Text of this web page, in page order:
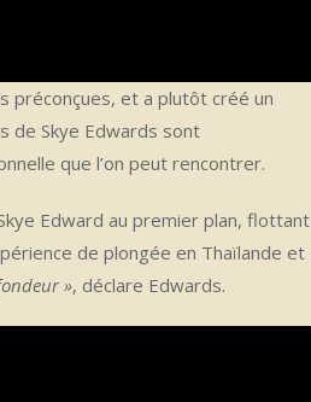
préconçues, et a plutôt créé un
de Skye Edwards sont
que l’on peut rencontrer.
Edward au premier plan, flottant
de plongée en Thaïlande et
», déclare Edwards.